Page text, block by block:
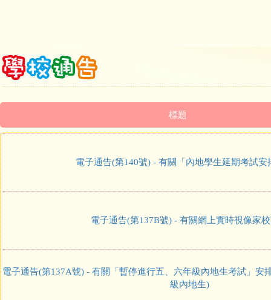
標題
電子通告(第140號) - 有關「內地學生延期考試安
電子通告(第137B號) - 有關網上實時視像家
電子通告(第137A號) - 有關「暫停進行五、六年級內地生考試」安
級內地生)